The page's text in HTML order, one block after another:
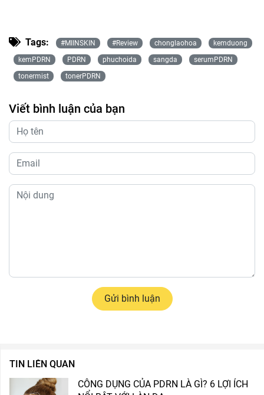
Tags: #MIINSKIN #Review chonglaohoa
kemduong
kemPDRN
PDRN phuchoida sangda
serumPDRN
tonermist
tonerPDRN
Viết bình luận của bạn
Gửi bình luận
TIN LIÊN QUAN
CÔNG DỤNG CỦA PDRN LÀ GÌ? 6 LỢI ÍCH